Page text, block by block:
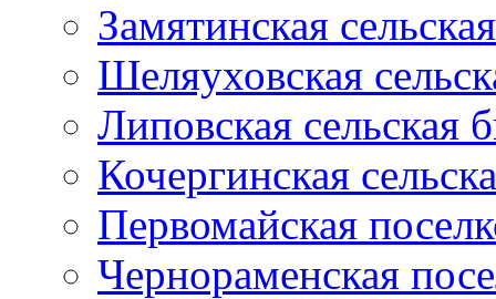
Замятинская
Шеляуховская
Липовская сельская
Кочергинская
Первомайская
Чернораменская